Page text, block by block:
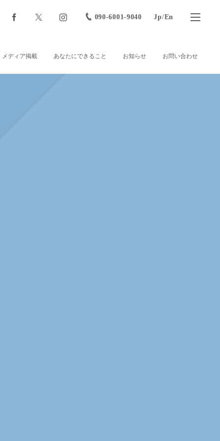
090-6001-9040 Jp/En
メディア掲載 あなたにできること お知らせ お問い合わせ